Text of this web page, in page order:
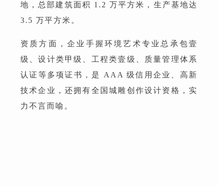
地，总部建筑面积 1.2 万平方米，生产基地达
3.5 万平方米。
资质方面，企业手握环境艺术专业总承包壹
级、设计类甲级、工程类壹级、质量管理体系
认证等多项证书，是 AAA 级信用企业、高新
技术企业，还拥有全国城雕创作设计资格，实
力不言而喻。